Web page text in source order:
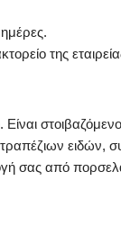
της
ειδών,
σας από